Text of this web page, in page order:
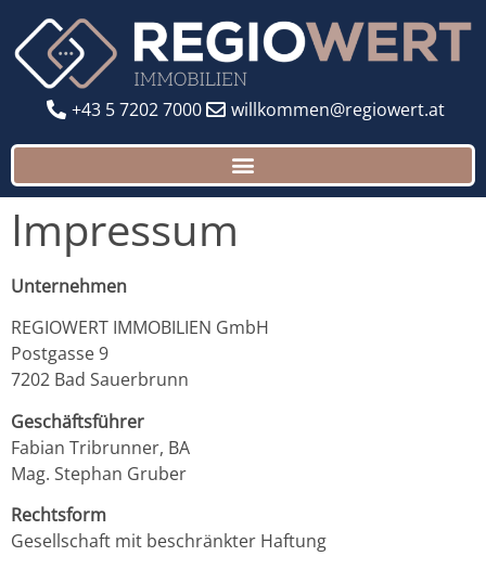
+43 5 7202 7000 willkommen@regiowert.at
Impressum
Unternehmen
REGIOWERT IMMOBILIEN GmbH
Postgasse 9
7202 Bad Sauerbrunn
Geschäftsführer
Fabian Tribrunner, BA
Mag. Stephan Gruber
Rechtsform
Gesellschaft mit beschränkter Haftung